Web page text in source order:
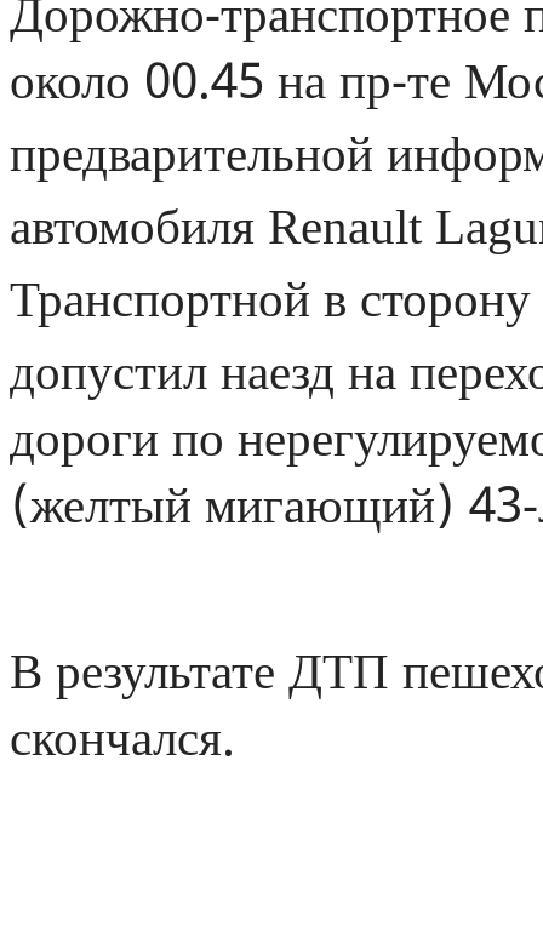
около 00.45 на пр-те
предварительной
автомобиля Renault
Транспортной в
допустил наезд на
дороги по
(желтый мигающий) 43-
В результате ДТП
скончался.